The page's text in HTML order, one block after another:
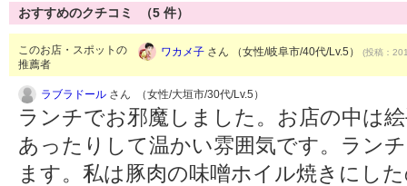
おすすめのクチコミ （5 件）
このお店・スポットの
推薦者
ワカメ子 さん （女性/岐阜市/40代/Lv.5） (投稿：
ラブラドール さん （女性/大垣市/30代/Lv.5）
ランチでお邪魔しました。お店の中は
あったりして温かい雰囲気です。ラン
ます。私は豚肉の味噌ホイル焼きにし